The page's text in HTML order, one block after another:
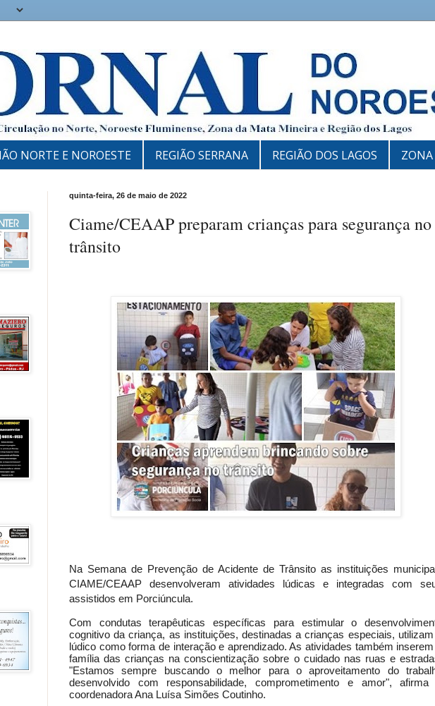
NORTE E NOROESTE REGIÃO SERRANA REGIÃO DOS LAGOS
quinta-feira, 26 de maio de 2022
Ciame/CEAAP preparam crianças para segurança no
trânsito
Na Semana de Prevenção de Acidente de Trânsito as instituições
CIAME/CEAAP desenvolveram atividades lúdicas e integradas com
assistidos em Porciúncula.
Com condutas terapêuticas específicas para estimular o
cognitivo da criança, as instituições, destinadas a crianças especiais,
lúdico como forma de interação e aprendizado. As atividades também
família das crianças na conscientização sobre o cuidado nas ruas e
"Estamos sempre buscando o melhor para o aproveitamento do
desenvolvido com responsabilidade, comprometimento e amor",
coordenadora Ana Luísa Simões Coutinho.